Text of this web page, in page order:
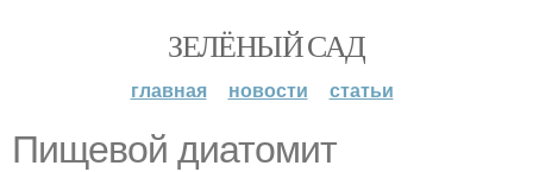
ЗЕЛЁНЫЙ САД
главная новости статьи
Пищевой диатомит